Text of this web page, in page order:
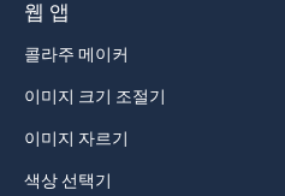
웹 앱
콜라주 메이커
이미지 크기 조절기
이미지 자르기
색상 선택기